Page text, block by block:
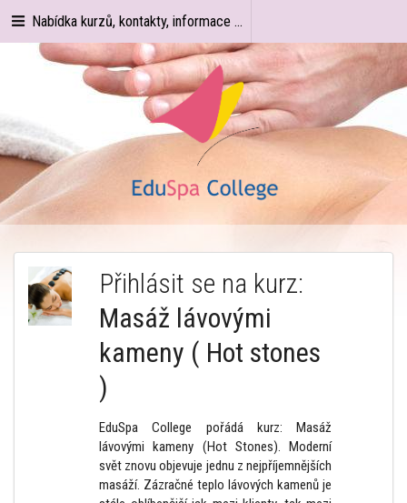
Nabídka kurzů, kontakty, informace ...
Přihlásit se na kurz:
Masáž lávovými
kameny ( Hot stones
)
EduSpa College pořádá kurz: Masáž
lávovými kameny (Hot Stones). Moderní
svět znovu objevuje jednu z nejpříjemnějších
masáží. Zázračné teplo lávových kamenů je